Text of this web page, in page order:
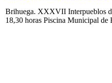
Brihuega. XXXVII Interpueblos
18,30 horas Piscina Municipal de